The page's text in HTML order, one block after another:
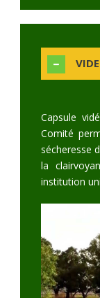
Capsule
Comité
sécheresse
la
institution